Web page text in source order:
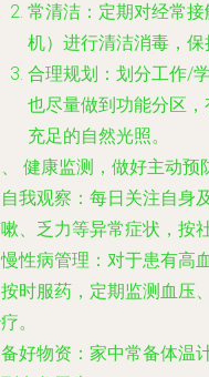
常清洁 ：定期对经常
机）进行清洁消毒，保
合理规划 ：划分工作/
也尽量做到功能分区
充足的自然光照。
健康监测，做好主动预
自我观察 ：每日关注自身
、乏力等异常症状，按
慢性病管理 ：对于患有高
时服药，定期监测血压
。
备好物资 ：家中常备体温